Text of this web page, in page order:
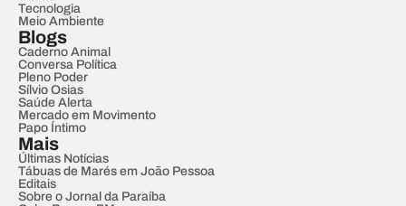
Tecnologia
Meio Ambiente
Blogs
Caderno Animal
Conversa Política
Pleno Poder
Sílvio Osias
Saúde Alerta
Mercado em Movimento
Papo Íntimo
Mais
Últimas Notícias
Tábuas de Marés em João Pessoa
Editais
Sobre o Jornal da Paraíba